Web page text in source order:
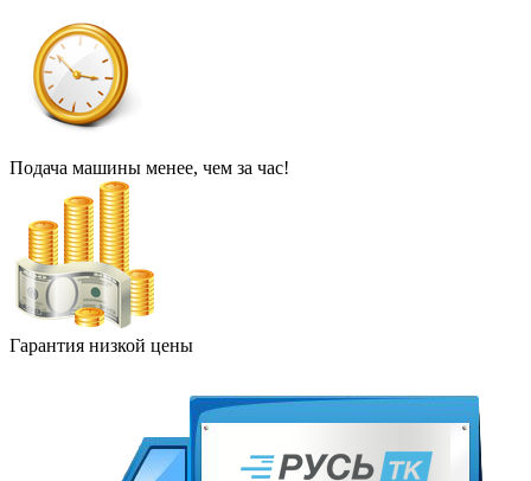
Подача машины менее, чем за час!
Гарантия низкой цены